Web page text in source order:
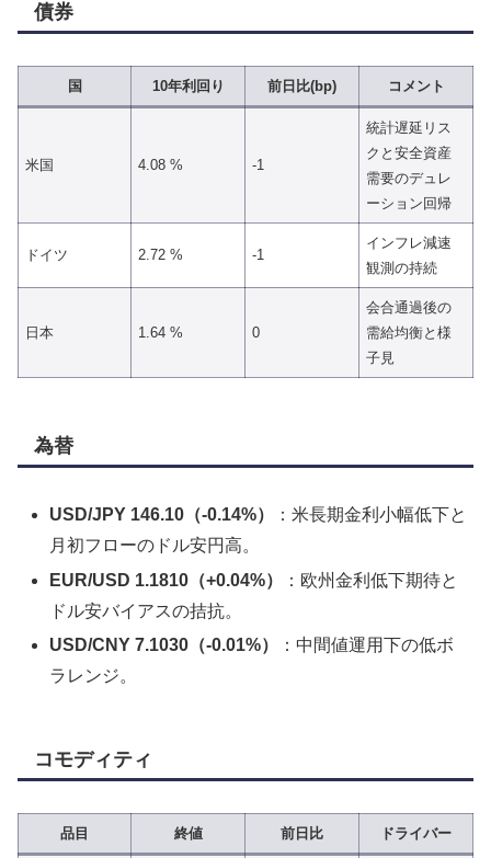
債券
国 10年利回り 前日比(bp) コメント
米国 4.08 % -1
統計遅延リス
クと安全資産
需要のデュレ
ーション回帰
ドイツ 2.72 % -1
インフレ減速
観測の持続
日本 1.64 % 0
会合通過後の
需給均衡と様
子見
為替
USD/JPY 146.10（-0.14%）
：米長期金利小幅低下と
月初フローのドル安円高。
EUR/USD 1.1810（+0.04%）
：欧州金利低下期待と
ドル安バイアスの拮抗。
USD/CNY 7.1030（-0.01%）
：中間値運用下の低ボ
ラレンジ。
コモディティ
品目 終値 前日比 ドライバー